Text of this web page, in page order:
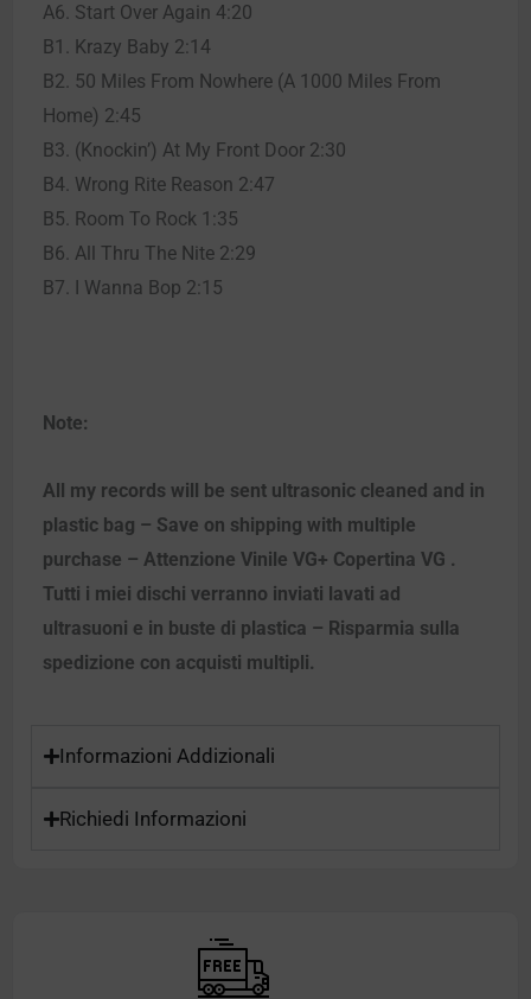
A6. Start Over Again 4:20
B1. Krazy Baby 2:14
B2. 50 Miles From Nowhere (A 1000 Miles From
Home) 2:45
B3. (Knockin’) At My Front Door 2:30
B4. Wrong Rite Reason 2:47
B5. Room To Rock 1:35
B6. All Thru The Nite 2:29
B7. I Wanna Bop 2:15
Note:
All my records will be sent ultrasonic cleaned and in
plastic bag – Save on shipping with multiple
purchase – Attenzione Vinile VG+ Copertina VG .
Tutti i miei dischi verranno inviati lavati ad
ultrasuoni e in buste di plastica – Risparmia sulla
spedizione con acquisti multipli.
Informazioni Addizionali
Richiedi Informazioni